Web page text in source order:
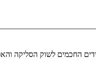
החכמים לשוק הסליקה